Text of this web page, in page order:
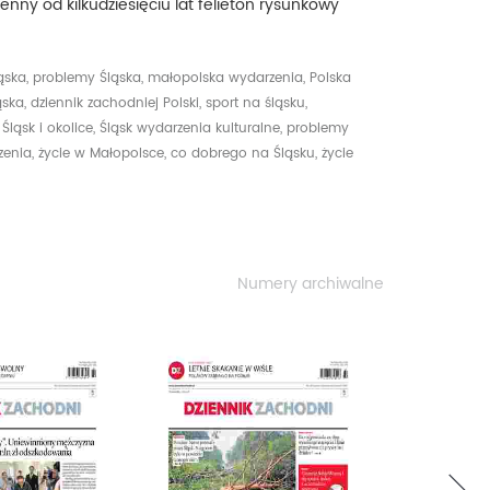
problemy Śląska, małopolska wydarzenia, Polska
dziennik zachodniej Polski,sport na śląsku,
Śląsk i okolice,Śląsk wydarzenia kulturalne, problemy
życie w Małopolsce,co dobrego na Śląsku,życie
Numery archiwalne
next